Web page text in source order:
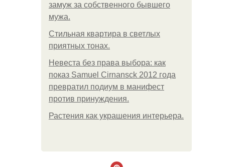
замуж за собственного бывшего
мужа.
Стильная квартира в светлых
приятных тонах.
Невеста без права выбора: как
показ Samuel Cirnansck 2012 года
превратил подиум в манифест
против принуждения.
Растения как украшения интерьера.